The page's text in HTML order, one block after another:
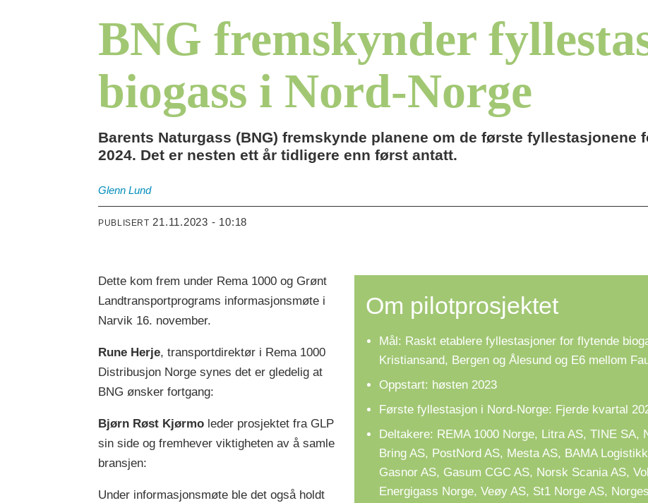
BNG fremskynder
biogass i Nord-Norge
Barents Naturgass (BNG) fremskynde planene om de første fyllestasjonene
2024. Det er nesten ett år tidligere enn først antatt.
Glenn Lund
PUBLISERT 21.11.2023 - 10:18
Om pilotprosjektet
Mål: Raskt etablere fyllestasjoner for flytende
Kristiansand, Bergen og Ålesund og E6 mellom
Oppstart: høsten 2023
Første fyllestasjon i Nord-Norge: Fjerde kvartal
Deltakere: REMA 1000 Norge, Litra AS, TINE SA,
Bring AS, PostNord AS, Mesta AS, BAMA
Gasnor AS, Gasum CGC AS, Norsk Scania AS,
Energigass Norge, Veøy AS, St1 Norge AS,
Dette kom frem under Rema 1000 og Grønt
Landtransportprograms informasjonsmøte i
Narvik 16. november.
Rune Herje, transportdirektør i Rema 1000
Distribusjon Norge synes det er gledelig at
BNG ønsker fortgang:
Bjørn Røst Kjørmo leder prosjektet fra GLP
sin side og fremhever viktigheten av å samle
bransjen:
Under informasjonsmøte ble det også holdt